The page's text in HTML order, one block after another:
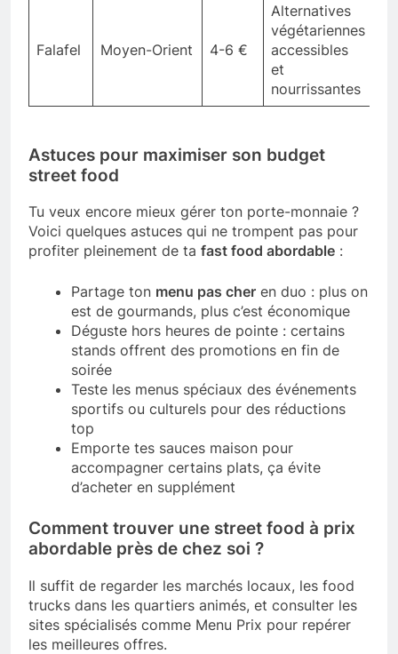
Falafel Moyen-Orient 4-6 €
Alternatives
végétariennes
accessibles
et
nourrissantes
Astuces pour maximiser son budget
street food
Tu veux encore mieux gérer ton porte-monnaie ?
Voici quelques astuces qui ne trompent pas pour
profiter pleinement de ta fast food abordable :
Partage ton menu pas cher en duo : plus on
est de gourmands, plus c’est économique
Déguste hors heures de pointe : certains
stands offrent des promotions en fin de
soirée
Teste les menus spéciaux des événements
sportifs ou culturels pour des réductions
top
Emporte tes sauces maison pour
accompagner certains plats, ça évite
d’acheter en supplément
Comment trouver une street food à prix
abordable près de chez soi ?
Il suffit de regarder les marchés locaux, les food
trucks dans les quartiers animés, et consulter les
sites spécialisés comme Menu Prix pour repérer
les meilleures offres.